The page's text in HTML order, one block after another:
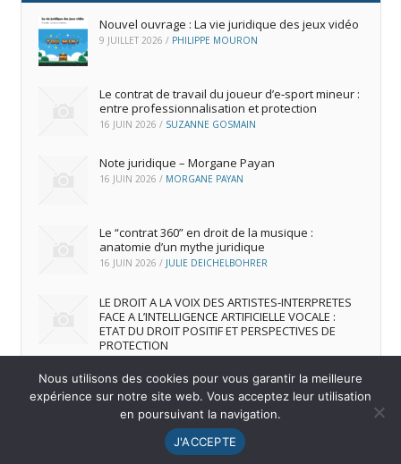
Nouvel ouvrage : La vie juridique des jeux vidéo
9 JUILLET 2026 / PHILIPPE MOURON
Le contrat de travail du joueur d’e‑sport mineur :
entre professionnalisation et protection
16 JUIN 2026 / SUZANNE GOSMAIN
Note juridique – Morgane Payan
16 JUIN 2026 / MORGANE PAYAN
Le “contrat 360” en droit de la musique :
anatomie d’un mythe juridique
16 JUIN 2026 / JULIE DEICHELBOHRER
LE DROIT A LA VOIX DES ARTISTES-INTERPRETES
FACE A L’INTELLIGENCE ARTIFICIELLE VOCALE :
ETAT DU DROIT POSITIF ET PERSPECTIVES DE
PROTECTION
IREDIC-Mentions Légales
Nous utilisons des cookies pour vous garantir la meilleure
expérience sur notre site web. Vous acceptez leur utilisation
en poursuivant la navigation.
J'ACCEPTE